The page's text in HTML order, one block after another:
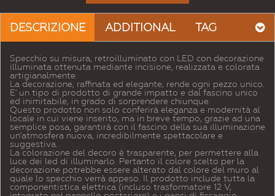
DESCRIZIONE ADDITIONAL TAG
Specchio su misura, retroilluminato con LED con decorazione
illuminata ottenuta mediante incisione, realizzata e colorata
artigianalmente.
La decorazione, raffinata ed elegante, rende ogni pezzo unico.
E' un tipo di prodotto di grande impatto e dal fascino unico
ed inimitabile, in grado di sorprendere chiunque.
Questo prodotto non solo conferirà eleganza e modernità al
locale in cui viene inserito, ma in breve tempo, grazie ad una
semplice posa, garantirà con il fascino della sua illuminazione
un'atmosfera nuova, incredibilmente spettacolare e
suggestiva.
La colorazione del decoro è trasparente, per permettere alla
luce dei led di illuminarlo. Pertanto il colore scelto per la
decorazione potrebbe essere alterato dal colore del muro al
quale lo specchio verrà appeso. Il prodotto include tutta la
componentistica elettrica (incluso trasformatore 12 V,